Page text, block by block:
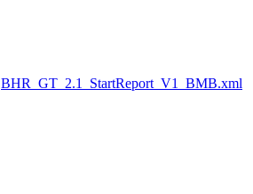
BHR_GT_2.1_StartReport_V1_BMB.xml